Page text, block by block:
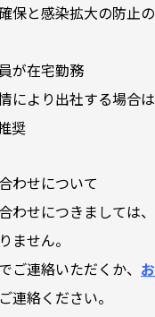
保と感染拡大の防止
が在宅勤務
により出社する場合
奨
わせについて
わせにつきましては
ません。
ご連絡いただくか、
連絡ください。